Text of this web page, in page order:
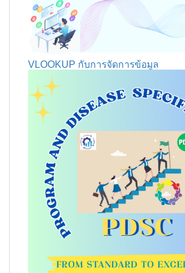
VLOOKUP กับการจัดการข้อมูล